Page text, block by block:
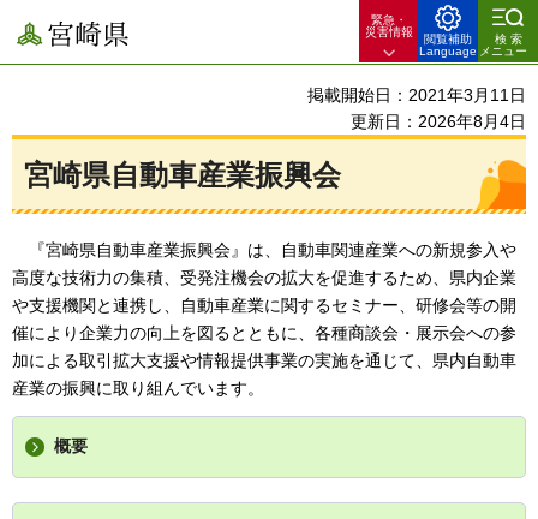
宮崎県
緊急・
災害情報
閲覧補助
Language
検索
メニュー
掲載開始日：2021年3月11日
更新日：2026年8月4日
宮崎県自動車産業振興会
『宮崎県自動車産業振興会』は、自動車関連産業への新規参入や
高度な技術力の集積、受発注機会の拡大を促進するため、県内企業
や支援機関と連携し、自動車産業に関するセミナー、研修会等の開
催により企業力の向上を図るとともに、各種商談会・展示会への参
加による取引拡大支援や情報提供事業の実施を通じて、県内自動車
産業の振興に取り組んでいます。
概要